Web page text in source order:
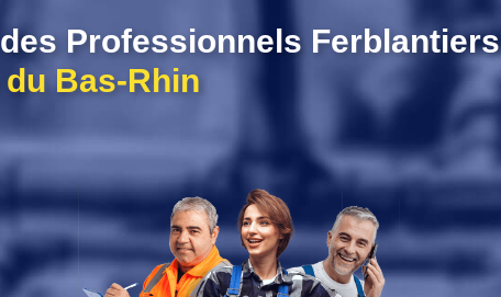
des Professionnels Ferblantiers
du Bas-Rhin